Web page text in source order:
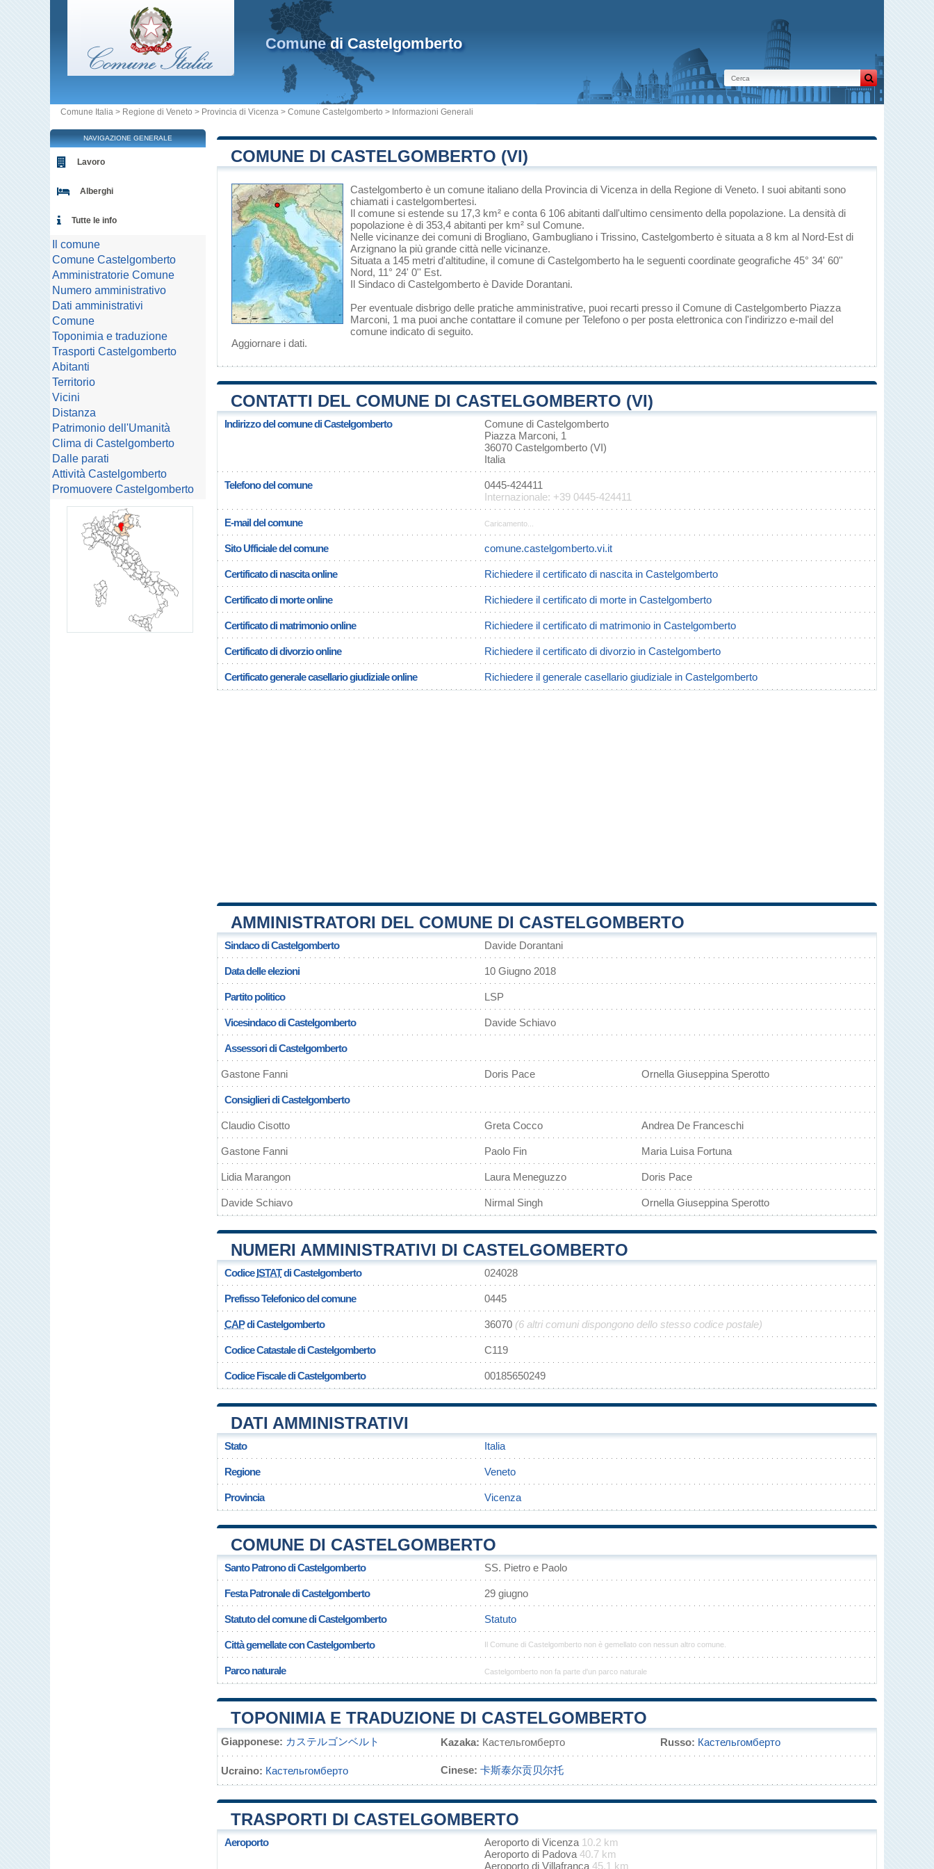
Comunedi Castelgomberto
Comune Italia > Regione di Veneto > Provincia di Vicenza > Comune Castelgomberto > Informazioni Generali
COMUNE DI CASTELGOMBERTO (VI)
Castelgomberto è un comune italiano della Provincia di Vicenza in della Regione di Veneto. I suoi abitanti sono
chiamati i castelgombertesi.
Il comune si estende su 17,3 km² e conta 6 106 abitanti dall'ultimo censimento della popolazione. La densità di
popolazione è di 353,4 abitanti per km² sul Comune.
Nelle vicinanze dei comuni di Brogliano, Gambugliano i Trissino, Castelgomberto è situata a 8 km al Nord-Est di
Arzignano la più grande città nelle vicinanze.
Situata a 145 metri d'altitudine, il comune di Castelgomberto ha le seguenti coordinate geografiche 45° 34' 60''
Nord, 11° 24' 0'' Est.
Il Sindaco di Castelgomberto è Davide Dorantani.
Per eventuale disbrigo delle pratiche amministrative, puoi recarti presso il Comune di Castelgomberto Piazza
Marconi, 1 ma puoi anche contattare il comune per Telefono o per posta elettronica con l'indirizzo e-mail del
comune indicato di seguito.
Aggiornare i dati.
CONTATTI DEL COMUNE DI CASTELGOMBERTO (VI)
Indirizzo del comune di Castelgomberto
Comune di Castelgomberto
Piazza Marconi, 1
36070 Castelgomberto (VI)
Italia
Telefono del comune
0445-424411
Internazionale: +39 0445-424411
E-mail del comune Caricamento...
Sito Ufficiale del comune comune.castelgomberto.vi.it
Certificato di nascita online Richiedere il certificato di nascita in Castelgomberto
Certificato di morte online Richiedere il certificato di morte in Castelgomberto
Certificato di matrimonio online Richiedere il certificato di matrimonio in Castelgomberto
Certificato di divorzio online Richiedere il certificato di divorzio in Castelgomberto
Certificato generale casellario giudiziale online Richiedere il generale casellario giudiziale in Castelgomberto
AMMINISTRATORI DEL COMUNE DI CASTELGOMBERTO
Sindaco di Castelgomberto Davide Dorantani
Data delle elezioni 10 Giugno 2018
Partito politico LSP
Vicesindaco di Castelgomberto Davide Schiavo
Assessori di Castelgomberto
Gastone Fanni Doris Pace Ornella Giuseppina Sperotto
Consiglieri di Castelgomberto
Claudio Cisotto Greta Cocco Andrea De Franceschi
Gastone Fanni Paolo Fin Maria Luisa Fortuna
Lidia Marangon Laura Meneguzzo Doris Pace
Davide Schiavo Nirmal Singh Ornella Giuseppina Sperotto
NUMERI AMMINISTRATIVI DI CASTELGOMBERTO
CodiceISTATdi Castelgomberto 024028
Prefisso Telefonico del comune 0445
CAPdi Castelgomberto 36070 (6 altri comuni dispongono dello stesso codice postale)
Codice Catastale di Castelgomberto C119
Codice Fiscale di Castelgomberto 00185650249
DATI AMMINISTRATIVI
Stato Italia
Regione Veneto
Provincia Vicenza
COMUNE DI CASTELGOMBERTO
Santo Patrono di Castelgomberto SS. Pietro e Paolo
Festa Patronale di Castelgomberto 29 giugno
Statuto del comune di Castelgomberto Statuto
Città gemellate con Castelgomberto Il Comune di Castelgomberto non è gemellato con nessun altro comune.
Parco naturale Castelgomberto non fa parte d'un parco naturale
TOPONIMIA E TRADUZIONE DI CASTELGOMBERTO
Giapponese: カステルゴンベルト Kazaka: Кастельгомберто Russo: Кастельгомберто
Ucraino: Кастельгомберто Cinese: 卡斯泰尔贡贝尔托
TRASPORTI DI CASTELGOMBERTO
Aeroporto Aeroporto di Vicenza 10.2 km
Aeroporto di Padova 40.7 km
Aeroporto di Villafranca 45.1 km
NAVIGAZIONE GENERALE
Lavoro
Alberghi
Tutte le info
Il comune
Comune Castelgomberto
Amministratorie Comune
Numero amministrativo
Dati amministrativi
Comune
Toponimia e traduzione
Trasporti Castelgomberto
Abitanti
Territorio
Vicini
Distanza
Patrimonio dell'Umanità
Clima di Castelgomberto
Dalle parati
Attività Castelgomberto
Promuovere Castelgomberto